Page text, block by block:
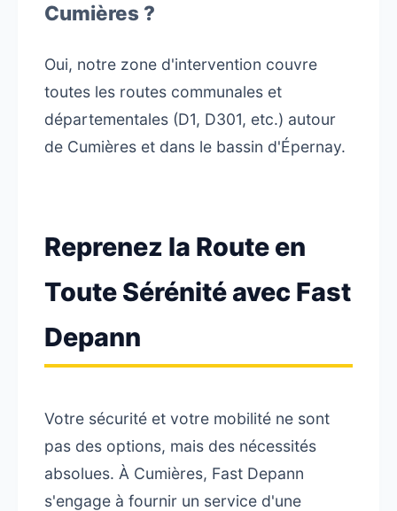
Cumières ?
Oui, notre zone d'intervention couvre
toutes les routes communales et
départementales (D1, D301, etc.) autour
de Cumières et dans le bassin d'Épernay.
Reprenez la Route en
Toute Sérénité avec Fast
Depann
Votre sécurité et votre mobilité ne sont
pas des options, mais des nécessités
absolues. À Cumières, Fast Depann
s'engage à fournir un service d'une